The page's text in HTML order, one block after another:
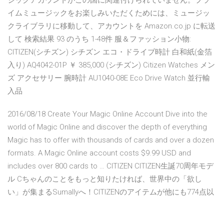
イムミュージックをお楽しみいただくためには、ミュージッ
クライブラリに移動して、アカウントを Amazon.co.jp に転送
して 検索結果 93 のうち 1-48件 服＆ファッション小物:
CITIZEN(シチズン) シチズン エコ・ドライブ時計 白和紙(金箔
入り) AQ4042-01P ￥ 385,000 (シチズン) Citizen Watches メン
ズ アクセサリー 腕時計 AU1040-08E Eco Drive Watch 並行輸
入品
2016/08/18 Create Your Magic Online Account Dive into the
world of Magic Online and discover the depth of everything
Magic has to offer with thousands of cards and over a dozen
formats. A Magic Online account costs $9.99 USD and
includes over 800 cards to … CITIZEN CITIZEN生誕70周年モデ
ル Cちゃんのことをもっと知りたければ、世界中の「欲し
い」が集まるSumallyへ！CITIZENのアイテムが他にも774点以